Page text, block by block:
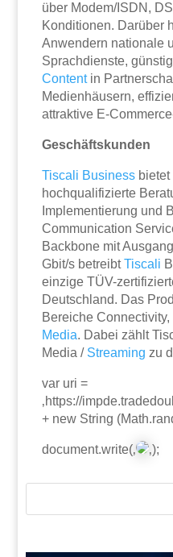
über Modem/ISDN,
Konditionen. Darüber
Anwendern nationale
Sprachdienste,
Contentin
Medienhäusern,
attraktive E-
Geschäftskunden
Tiscali Business
hochqualifizierte
Implementierung und
Communication
Backbone mit
Gbit/s betreibtTiscali
einzige TÜV-
Deutschland. Das
Bereiche Connectivity,
Media. Dabei zählt
Media / Streaming zu
var uri =
‚https://
+ new String
document.write(‚ ‚);